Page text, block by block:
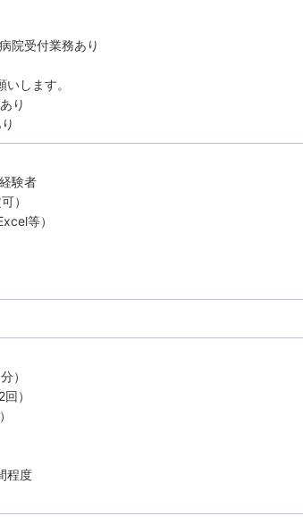
院受付業務あり
します。
り
験者
）
等）
）
）
程度